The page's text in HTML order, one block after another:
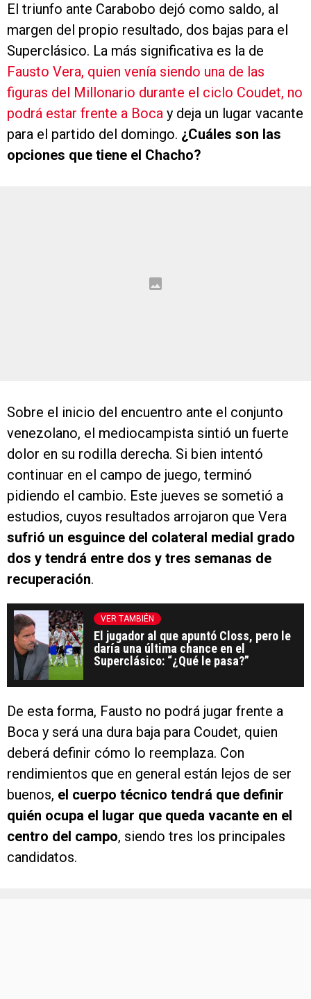
El triunfo ante Carabobo dejó como saldo, al
margen del propio resultado, dos bajas para el
Superclásico. La más significativa es la de
Fausto Vera, quien venía siendo una de las
figuras del Millonario durante el ciclo Coudet, no
podrá estar frente a Boca y deja un lugar vacante
para el partido del domingo. ¿Cuáles son las
opciones que tiene el Chacho?
Sobre el inicio del encuentro ante el conjunto
venezolano, el mediocampista sintió un fuerte
dolor en su rodilla derecha. Si bien intentó
continuar en el campo de juego, terminó
pidiendo el cambio. Este jueves se sometió a
estudios, cuyos resultados arrojaron que Vera
sufrió un esguince del colateral medial grado
dos y tendrá entre dos y tres semanas de
recuperación.
VER TAMBIÉN
El jugador al que apuntó Closs, pero le
daría una última chance en el
Superclásico: “¿Qué le pasa?”
De esta forma, Fausto no podrá jugar frente a
Boca y será una dura baja para Coudet, quien
deberá definir cómo lo reemplaza. Con
rendimientos que en general están lejos de ser
buenos, el cuerpo técnico tendrá que definir
quién ocupa el lugar que queda vacante en el
centro del campo, siendo tres los principales
candidatos.